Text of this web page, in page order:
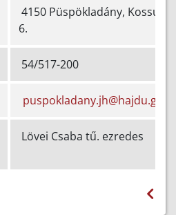
4150 Püspökladány, Kossuth
6.
54/517-200
Lövei Csaba tű. ezredes